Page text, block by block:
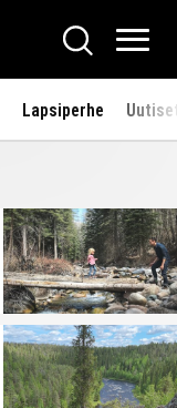
Hae
Lapsiperhe